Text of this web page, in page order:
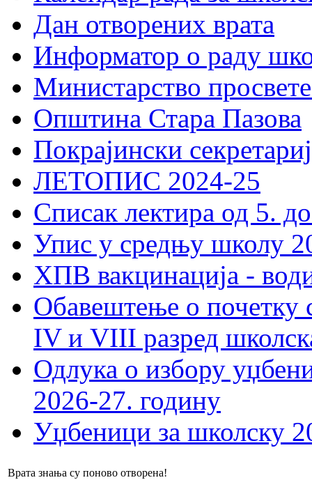
Дан отворених врата
Информатор о раду
Министарство
Општина Стара Пазова
Покрајински
ЛЕТОПИС 2024-25
Списак лектира од 5.
Упис у средњу школу
ХПВ вакцинација -
Обавештење о почетку
IV и VIII разред
Одлука о избору
2026-27. годину
Уџбеници за школску
Врата знања су поново отворена!